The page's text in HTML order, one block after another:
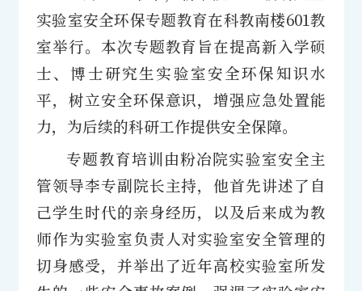
实验室安全环保专题教育在科教南楼601教
室举行。本次专题教育旨在提高新入学硕
士、博士研究生实验室安全环保知识水
平，树立安全环保意识，增强应急处置能
力，为后续的科研工作提供安全保障。
专题教育培训由粉冶院实验室安全主
管领导李专副院长主持，他首先讲述了自
己学生时代的亲身经历，以及后来成为教
师作为实验室负责人对实验室安全管理的
切身感受，并举出了近年高校实验室所发